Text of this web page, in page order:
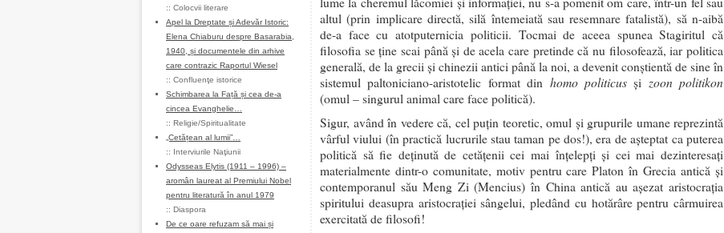
:: Colocvii literare
Apel la Dreptate și Adevăr Istoric:
Elena Chiaburu despre Basarabia,
1940, și documentele din arhive
care contrazic Raportul Wiesel
:: Confluenţe istorice
Schimbarea la Față și cea de-a
cincea Evanghelie…
:: Religie/Spiritualitate
„Cetățean al lumii”…
:: Interviurile Naţiunii
Odysseas Elytis (1911 – 1996) –
aromân laureat al Premiului Nobel
pentru literatură în anul 1979
:: Diaspora
De ce oare refuzam să mai și
altul (prin implicare directă, silă întemeiată sau resemnare fatalistă), să n-aibă
de-a face cu atotputernicia politicii. Tocmai de aceea spunea Stagiritul că
filosofia se ține scai până și de acela care pretinde că nu filosofează, iar politica
generală, de la grecii și chinezii antici până la noi, a devenit conștientă de sine în
sistemul paltoniciano-aristotelic format din homo politicusși zoon politikon
(omul – singurul animal care face politică).
Sigur, având în vedere că, cel puțin teoretic, omul și grupurile umane reprezintă
vârful viului (în practică lucrurile stau taman pe dos!), era de așteptat ca puterea
politică să fie deținută de cetățenii cei mai înțelepți și cei mai dezinteresați
materialmente dintr-o comunitate, motiv pentru care Platon în Grecia antică și
contemporanul său Meng Zi (Mencius) în China antică au așezat aristocrația
spiritului deasupra aristocrației sângelui, pledând cu hotărâre pentru cârmuirea
exercitată de filosofi!